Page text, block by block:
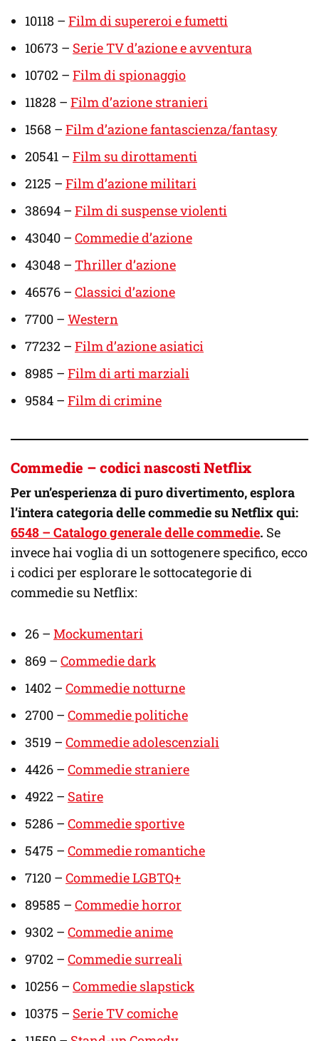
10118 – Film di supereroi e fumetti
10673 – Serie TV d’azione e avventura
10702 – Film di spionaggio
11828 – Film d’azione stranieri
1568 – Film d’azione fantascienza/fantasy
20541 – Film su dirottamenti
2125 – Film d’azione militari
38694 – Film di suspense violenti
43040 – Commedie d’azione
43048 – Thriller d’azione
46576 – Classici d’azione
7700 – Western
77232 – Film d’azione asiatici
8985 – Film di arti marziali
9584 – Film di crimine
Commedie – codici nascosti Netflix
Per un’esperienza di puro divertimento, esplora
l’intera categoria delle commedie su Netflix qui:
6548 – Catalogo generale delle commedie. Se
invece hai voglia di un sottogenere specifico, ecco
i codici per esplorare le sottocategorie di
commedie su Netflix:
26 – Mockumentari
869 – Commedie dark
1402 – Commedie notturne
2700 – Commedie politiche
3519 – Commedie adolescenziali
4426 – Commedie straniere
4922 – Satire
5286 – Commedie sportive
5475 – Commedie romantiche
7120 – Commedie LGBTQ+
89585 – Commedie horror
9302 – Commedie anime
9702 – Commedie surreali
10256 – Commedie slapstick
10375 – Serie TV comiche